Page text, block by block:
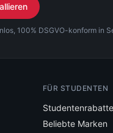
100% DSGVO-konform in
FÜR STUDENTEN
Beliebte Marken